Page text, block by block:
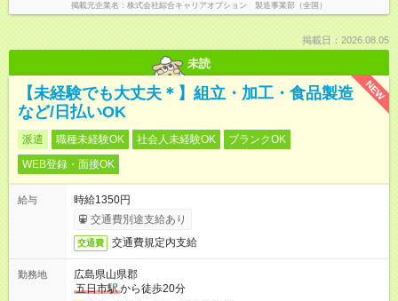
掲載元企業名 株式会社綜合キャリアオプション 製造事業部（全国）
掲載日：2026.08.05
未読
NEW
【未経験でも大丈夫＊】組立・加工・食品製造
など/日払いOK
派遣 職種未経験OK 社会人未経験OK
ブランクOK
WEB登録・面接OK
給与
時給1350円
交通費別途支給あり
交通費 交通費規定内支給
勤務地
広島県山県郡
五日市駅から徒歩20分